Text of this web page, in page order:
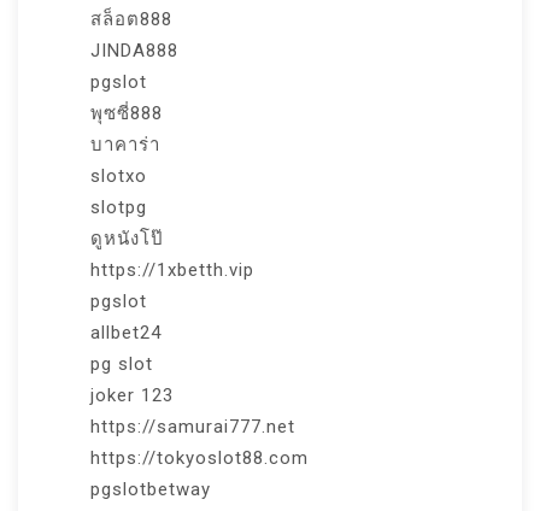
สล็อต888
JINDA888
pgslot
พุซซี่888
บาคาร่า
slotxo
slotpg
ดูหนังโป๊
https://1xbetth.vip
pgslot
allbet24
pg slot
joker 123
https://samurai777.net
https://tokyoslot88.com
pgslotbetway